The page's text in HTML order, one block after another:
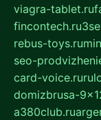
viagra-tablet.ru
fincontech.ru
rebus-toys.ru
seo-
card-voice.ru
domizbrusa-
a380club.ru